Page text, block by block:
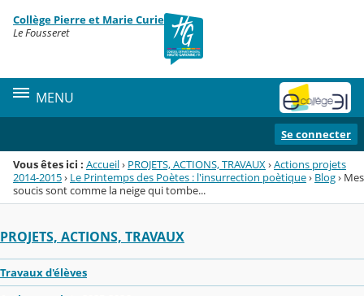
Menu de la rubrique
Contenu
Collège Pierre et Marie Curie
Le Fousseret
MENU
Se connecter
Vous êtes ici : Accueil› PROJETS, ACTIONS, TRAVAUX ›Actions projets
2014-2015› Le Printemps des Poètes : l'insurrection poètique› Blog› Mes
soucis sont comme la neige qui tombe...
PROJETS, ACTIONS, TRAVAUX
Travaux d'élèves